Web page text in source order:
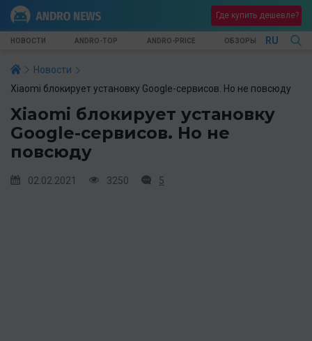
Где купить дешевле?
НОВОСТИ ANDRO-TOP ANDRO-PRICE ОБЗОРЫ RU
Новости
Xiaomi блокирует установку Google-сервисов. Но не повсюду
Xiaomi блокирует установку
Google-сервисов. Но не
повсюду
02.02.2021 3250 5